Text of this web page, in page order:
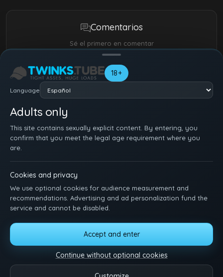
18+
Language
Adults only
This site contains sexually explicit content. By entering, you
confirm that you meet the legal age requirement where you
are.
Cookies and privacy
We use optional cookies for audience measurement and
recommendations. Advertising and ad personalization fund the
service and cannot be disabled.
Accept and enter
Continue without optional cookies
Comentarios
Sé el primero en comentar
ÚNETE GRATIS CONÉCTATE AYUDA
DMCA
18 U.S.C. 2257 MANAGE COOKIES